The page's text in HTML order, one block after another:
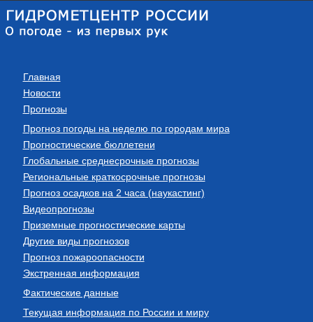
Главная
Новости
Прогнозы
Прогноз погоды на неделю по городам мира
Прогностические бюллетени
Глобальные среднесрочные прогнозы
Региональные краткосрочные прогнозы
Прогноз осадков на 2 часа (наукастинг)
Видеопрогнозы
Приземные прогностические карты
Другие виды прогнозов
Прогноз пожароопасности
Экстренная информация
Фактические данные
Текущая информация по России и миру